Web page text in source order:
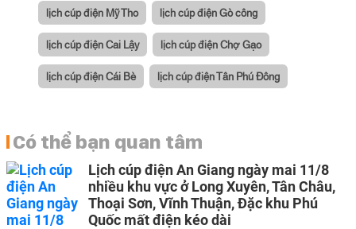
lịch cúp điện Mỹ Tho lịch cúp điện Gò công
lịch cúp điện Cai Lậy lịch cúp điện Chợ Gạo
lịch cúp điện Cái Bè lịch cúp điện Tân Phú Đông
Có thể bạn quan tâm
Lịch cúp điện An Giang ngày mai 11/8
nhiều khu vực ở Long Xuyên, Tân Châu,
Thoại Sơn, Vĩnh Thuận, Đặc khu Phú
Quốc mất điện kéo dài